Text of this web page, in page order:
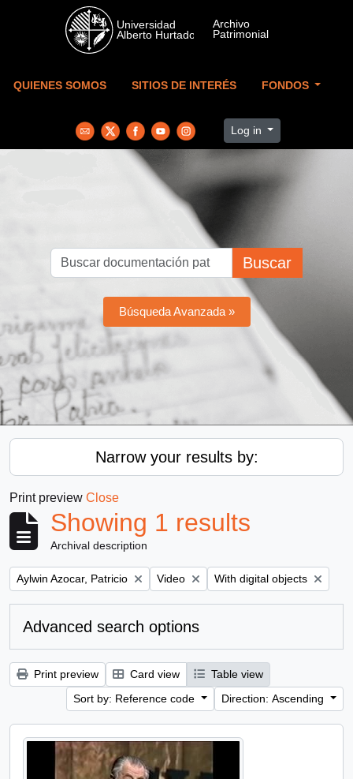
Skip to main content
QUIENES SOMOS SITIOS DE INTERÉS FONDOS
Log in
Buscar
Búsqueda Avanzada »
Narrow your results by:
Print preview Close
Showing 1 results
Archival description
Remove filter:
Aylwin Azocar, Patricio Remove filter:
Video Remove filter:
With digital objects
Advanced search options
Print preview Card view
Table view
Sort by: Reference code
Direction: Ascending